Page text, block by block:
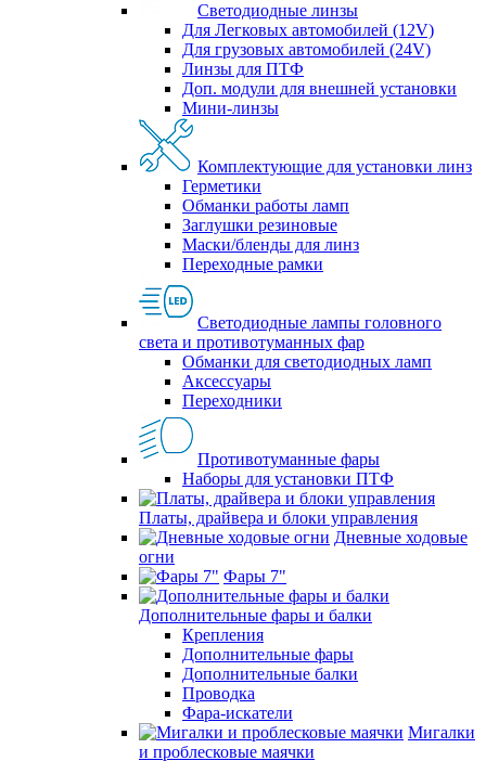
Светодиодные линзы
Для Легковых автомобилей (12V)
Для грузовых автомобилей (24V)
Линзы для ПТФ
Доп. модули для внешней установки
Мини-линзы
Комплектующие для установки линз
Герметики
Обманки работы ламп
Заглушки резиновые
Маски/бленды для линз
Переходные рамки
Светодиодные лампы головного
света и противотуманных фар
Обманки для светодиодных ламп
Аксессуары
Переходники
Противотуманные фары
Наборы для установки ПТФ
Платы, драйвера и блоки управления
Дневные ходовые
огни
Фары 7"
Дополнительные фары и балки
Крепления
Дополнительные фары
Дополнительные балки
Проводка
Фара-искатели
Мигалки
и проблесковые маячки